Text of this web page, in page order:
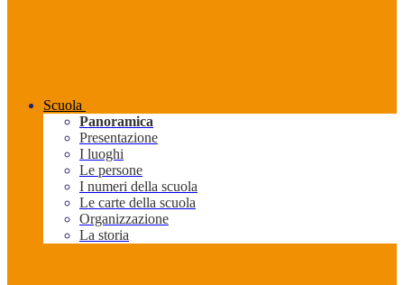
Scuola
Panoramica
Presentazione
I luoghi
Le persone
I numeri della scuola
Le carte della scuola
Organizzazione
La storia